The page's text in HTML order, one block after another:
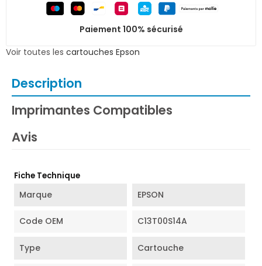
Paiement 100% sécurisé
Voir toutes les cartouches Epson
Description
Imprimantes Compatibles
Avis
Fiche Technique
Marque EPSON
Code OEM C13T00S14A
Type Cartouche